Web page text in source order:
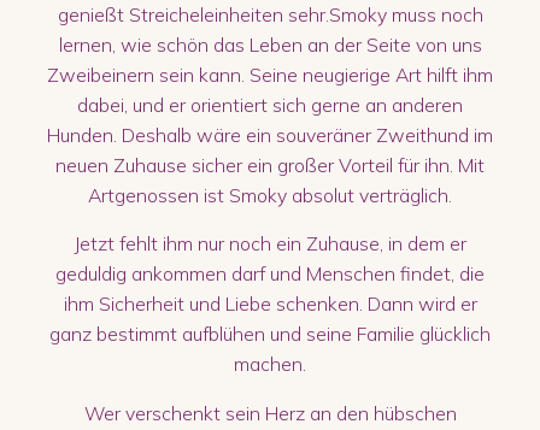
genießt Streicheleinheiten sehr.Smoky muss noch
lernen, wie schön das Leben an der Seite von uns
Zweibeinern sein kann. Seine neugierige Art hilft ihm
dabei, und er orientiert sich gerne an anderen
Hunden. Deshalb wäre ein souveräner Zweithund im
neuen Zuhause sicher ein großer Vorteil für ihn. Mit
Artgenossen ist Smoky absolut verträglich.
Jetzt fehlt ihm nur noch ein Zuhause, in dem er
geduldig ankommen darf und Menschen findet, die
ihm Sicherheit und Liebe schenken. Dann wird er
ganz bestimmt aufblühen und seine Familie glücklich
machen.
Wer verschenkt sein Herz an den hübschen